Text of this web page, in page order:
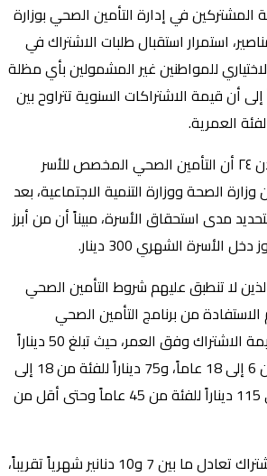
في إدارة التأمين الصحي بوزارة
استمرار استقبال طلبات الاشتراك في
للمواطنين غير المشمولين بأي مظلة
أن قيمة الاشتراكات السنوية تتراوح بين
وأوضح المناصير ل الأردن ٢٤ أن التأمين الصحي المخصص للأسر
وزارة الصحة ووزارة التنمية الاجتماعية، بعد
مدى استحقاق الأسرة، مبيناً أن من أبرز
الأسرة الشهري 300 دينار.
لا تنطبق عليهم شروط التأمين الصحي
الاستفادة من برنامج التأمين الصحي
الاختياري، الذي يحدد قيمة الاشتراك وفق العمر، حيث تبلغ 50 ديناراً
سنوياً للفئة العمرية من 6 إلى 18 عاماً، و75 ديناراً للفئة من 18 إلى
45 عاماً، فيما تصل إلى 115 ديناراً للفئة من 45 عاماً وحتى أقل من
وأشار إلى أن قيمة الاشتراك تعادل ما بين 7 و10 دنانير شهرياً تقريباً،